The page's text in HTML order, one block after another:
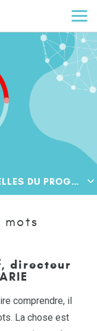
NOUVELLES DU PROGRAMME
directeur
comprendre, il
La chose est